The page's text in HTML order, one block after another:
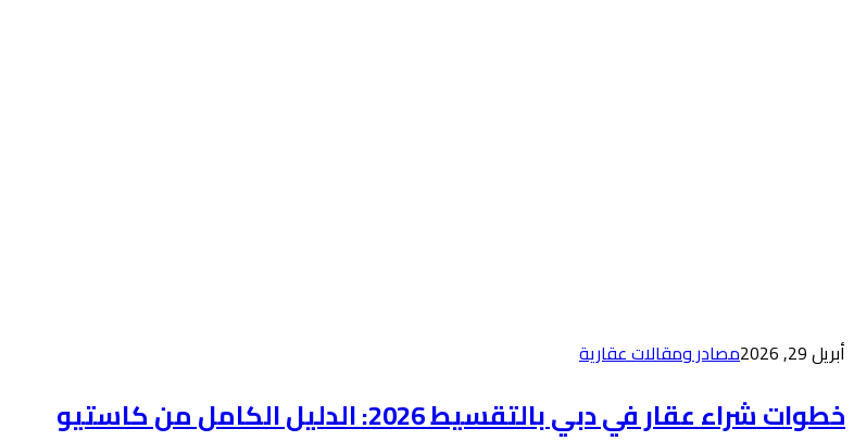
أبريل 29, 2026 مصادر ومقالات عقارية
خطوات شراء عقار في دبي بالتقسيط 2026: الدليل الكامل من كاستيو